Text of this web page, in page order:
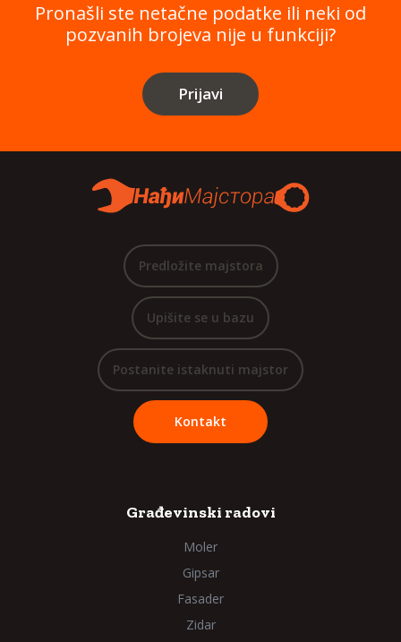
Pronašli ste netačne podatke ili neki od
pozvanih brojeva nije u funkciji?
Prijavi
Predložite majstora
Upišite se u bazu
Postanite istaknuti majstor
Kontakt
Građevinski radovi
Moler
Gipsar
Fasader
Zidar